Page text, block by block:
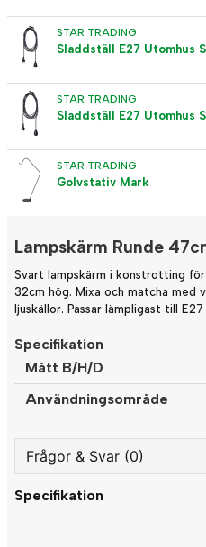
STAR TRADING
Sladdställ E27 Utomhus
STAR TRADING
Sladdställ E27 Utomhus
STAR TRADING
Golvstativ Mark
Lampskärm Runde
Svart lampskärm i konstrotting
32cm hög. Mixa och matcha med
ljuskällor. Passar lämpligast till E27
Specifikation
Mått B/H/D
Användningsområde
Frågor & Svar (0)
question
Specifikation